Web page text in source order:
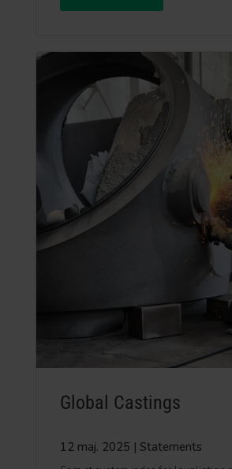
Global Castings
12 maj. 2025 | Statements